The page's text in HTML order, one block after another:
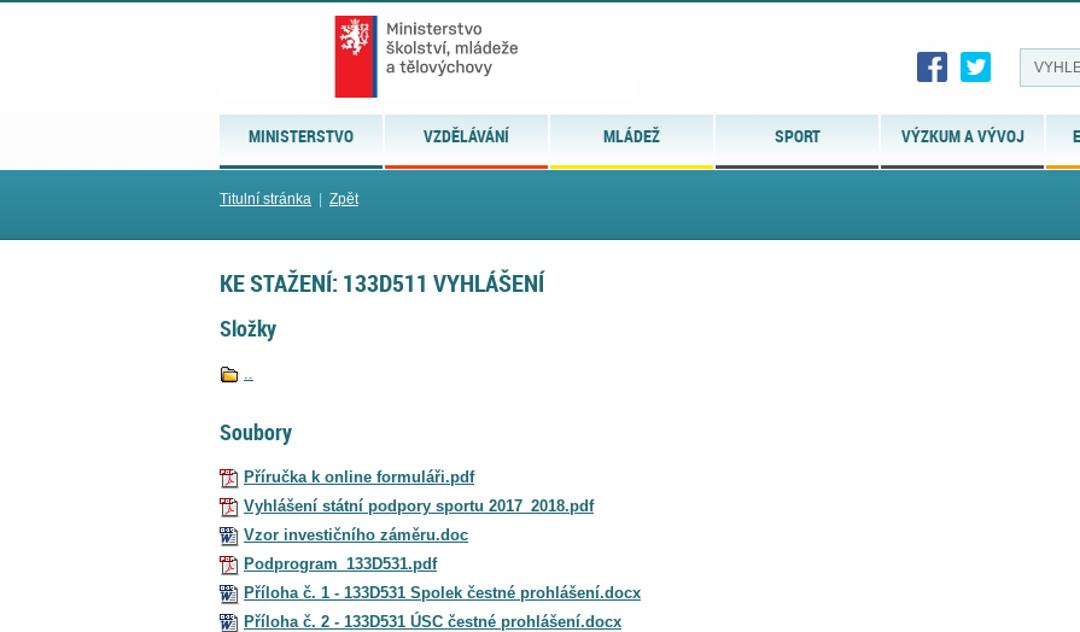
MINISTERSTVO VZDĚLÁVÁNÍ MLÁDEŽ SPORT VÝZKUM A VÝVOJ
Titulní stránka Zpět
KE STAŽENÍ: 133D511 VYHLÁŠENÍ
Složky
..
Soubory
Příručka k online formuláři.pdf
Vyhlášení státní podpory sportu 2017_2018.pdf
Vzor investičního záměru.doc
Podprogram_133D531.pdf
Příloha č. 1 - 133D531 Spolek čestné prohlášení.docx
Příloha č. 2 - 133D531 ÚSC čestné prohlášení.docx